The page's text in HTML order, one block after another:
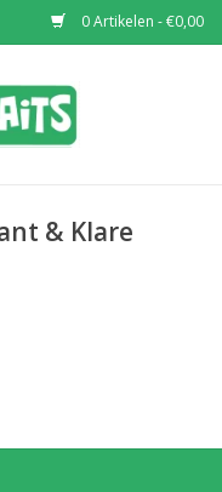
0 Artikelen - €0,00
& Klare